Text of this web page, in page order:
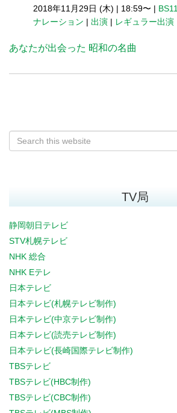
2018年11月29日 (木) | 18:59〜 | BS11
ナレーション | 出演 | レギュラー出演
あなたが出会った 昭和の名曲
TV局
静岡朝日テレビ
STV札幌テレビ
NHK 総合
NHK Eテレ
日本テレビ
日本テレビ(札幌テレビ制作)
日本テレビ(中京テレビ制作)
日本テレビ(読売テレビ制作)
日本テレビ(長崎国際テレビ制作)
TBSテレビ
TBSテレビ(HBC制作)
TBSテレビ(CBC制作)